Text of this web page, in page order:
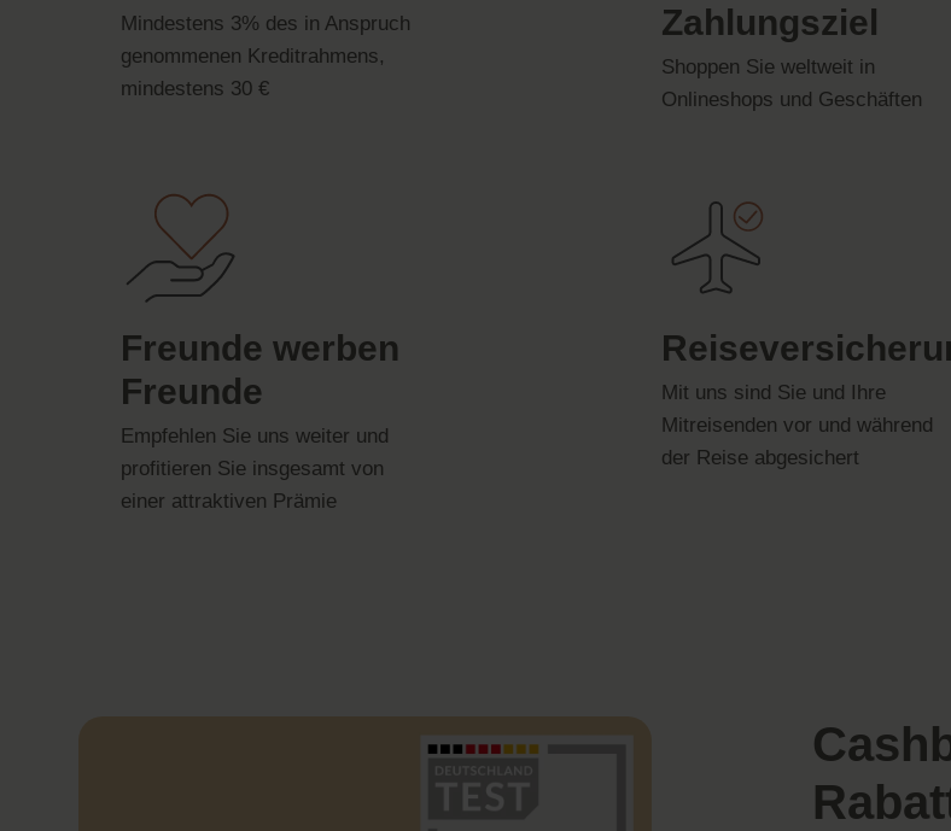
Mindestens 3% des in Anspruch
genommenen Kreditrahmens,
mindestens 30 €
Zahlungsziel
Shoppen Sie weltweit in
Onlineshops und Geschäften
Freunde werben
Freunde
Empfehlen Sie uns weiter und
profitieren Sie insgesamt von
einer attraktiven Prämie
Mit uns sind Sie und Ihre
Mitreisenden vor und während
der Reise abgesichert